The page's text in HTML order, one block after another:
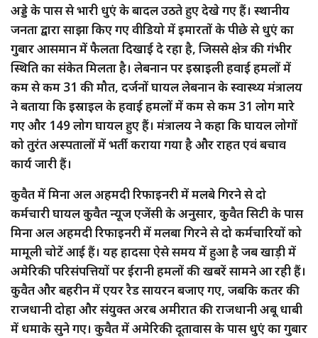
अड्डे के पास से भारी धुएं के बादल उठते हुए देखे गए हैं। स्थानीय
जनता द्वारा साझा किए गए वीडियो में इमारतों के पीछे से धुएं का
गुबार आसमान में फैलता दिखाई दे रहा है, जिससे क्षेत्र की गंभीर
स्थिति का संकेत मिलता है। लेबनान पर इस्राइली हवाई हमलों में
कम से कम 31 की मौत, दर्जनों घायल लेबनान के स्वास्थ्य मंत्रालय
ने बताया कि इस्राइल के हवाई हमलों में कम से कम 31 लोग मारे
गए और 149 लोग घायल हुए हैं। मंत्रालय ने कहा कि घायल लोगों
को तुरंत अस्पतालों में भर्ती कराया गया है और राहत एवं बचाव
कार्य जारी हैं।
कुवैत में मिना अल अहमदी रिफाइनरी में मलबे गिरने से दो
कर्मचारी घायल कुवैत न्यूज एजेंसी के अनुसार, कुवैत सिटी के पास
मिना अल अहमदी रिफाइनरी में मलबा गिरने से दो कर्मचारियों को
मामूली चोटें आई हैं। यह हादसा ऐसे समय में हुआ है जब खाड़ी में
अमेरिकी परिसंपत्तियों पर ईरानी हमलों की खबरें सामने आ रही हैं।
कुवैत और बहरीन में एयर रैड सायरन बजाए गए, जबकि कतर की
राजधानी दोहा और संयुक्त अरब अमीरात की राजधानी अबू धाबी
में धमाके सुने गए। कुवैत में अमेरिकी दूतावास के पास धुएं का गुबार